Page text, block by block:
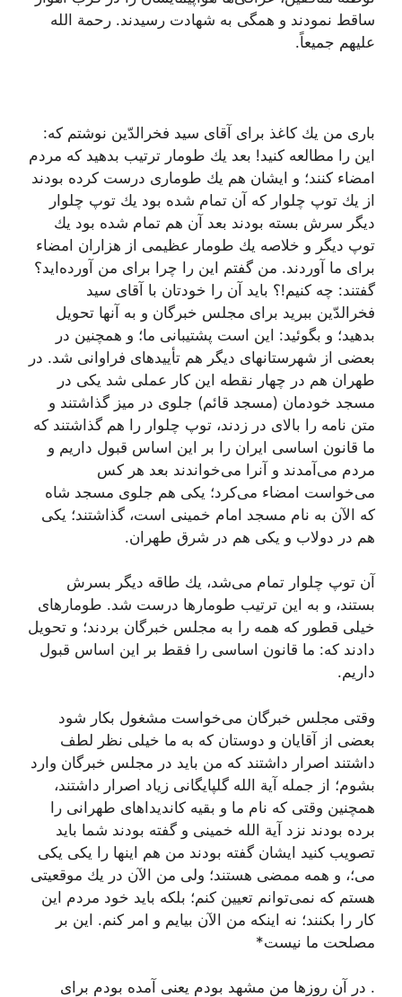
ساقط نمودند و همگى به شهادت رسیدند. رحمة الله
علیهم جمیعاً.
بارى من یك كاغذ براى آقاى سید فخرالدّین نوشتم كه:
این را مطالعه كنید! بعد یك طومار ترتیب بدهید كه مردم
امضاء كنند؛ و ایشان هم یك طومارى‌ درست كرده بودند
از یك توپ چلوار كه آن تمام شده بود یك توپ چلوار
دیگر سرش بسته بودند بعد آن هم تمام شده بود یك
توپ دیگر و خلاصه یك طومار عظیمى از هزاران امضاء
براى ما آوردند. من گفتم این را چرا براى من آورده‌اید؟
گفتند: چه كنیم!؟ باید آن را خودتان با آقاى سید
فخرالدّین ببرید براى مجلس خبرگان و به آنها تحویل
بدهید؛ و بگوئید: این است پشتیبانى ما؛ و همچنین در
بعضى از شهرستانهاى دیگر هم تأییدهاى فراوانى شد. در
طهران هم در چهار نقطه این كار عملى شد یكى در
مسجد خودمان (مسجد قائم) جلوى در میز گذاشتند و
متن نامه را بالاى در زدند، توپ چلوار را هم گذاشتند كه
ما قانون اساسى ایران را بر این اساس قبول داریم و
مردم مى‌آمدند و آنرا مى‌خواندند بعد هر كس
مى‌خواست امضاء مى‌كرد؛ یكى هم جلوى مسجد شاه
كه الآن به نام مسجد امام خمینى است، گذاشتند؛ یكى
هم در دولاب و یكى هم در شرق طهران.
آن توپ چلوار تمام مى‌شد، یك طاقه دیگر بسرش
بستند، و به این ترتیب طومارها درست شد. طومارهاى
خیلى قطور كه همه را به مجلس خبرگان بردند؛ و تحویل
دادند كه: ما قانون اساسى را فقط بر این اساس قبول
داریم.
وقتى مجلس خبرگان مى‌خواست مشغول بكار شود
بعضى از آقایان و دوستان كه به ما خیلى نظر لطف
داشتند اصرار داشتند كه من باید در مجلس خبرگان وارد
بشوم؛ از جمله آیة الله گلپایگانى زیاد اصرار داشتند،
همچنین وقتى كه نام ما و بقیه كاندیداهاى طهرانى را
برده بودند نزد آیة الله خمینى و گفته بودند شما باید
تصویب كنید ایشان گفته بودند من هم اینها را یكى یكى
مى؛، و همه ممضى هستند؛ ولى من الآن در یك موقعیتى
هستم كه نمى‌توانم تعیین كنم؛ بلكه باید خود مردم این
كار را بكنند؛ نه اینكه من الآن بیایم و امر كنم. این بر
مصلحت ما نیست*
. در آن روزها من مشهد بودم یعنى آمده بودم براى